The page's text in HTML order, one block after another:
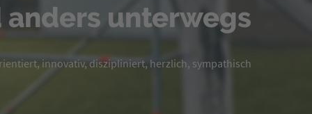
anders unterwegs
innovativ, diszipliniert, herzlich, sympathisch